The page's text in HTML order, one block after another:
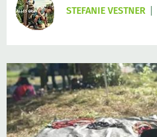
STEFANIE VESTNER